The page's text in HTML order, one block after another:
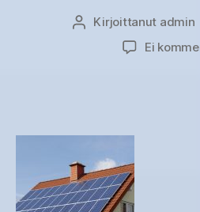
Kirjoittaja
Kirjoittanut admin
Ei